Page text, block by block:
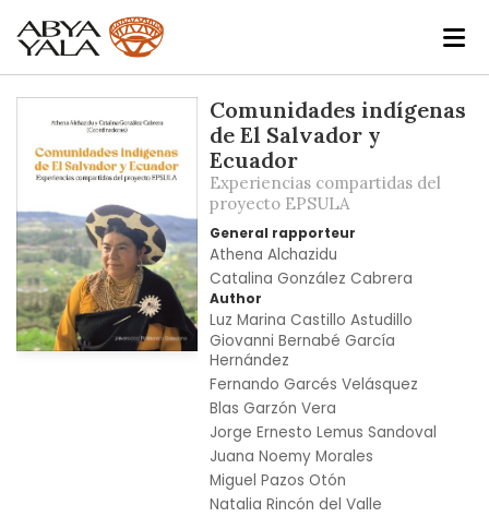
the
end
the
images
gallery
Comunidades indígenas
de El Salvador y
Ecuador
Experiencias compartidas del
proyecto EPSULA
General rapporteur
Athena Alchazidu
Catalina González Cabrera
Author
Luz Marina Castillo Astudillo
Giovanni Bernabé García
Hernández
Fernando Garcés Velásquez
Blas Garzón Vera
Jorge Ernesto Lemus Sandoval
Juana Noemy Morales
Miguel Pazos Otón
Natalia Rincón del Valle